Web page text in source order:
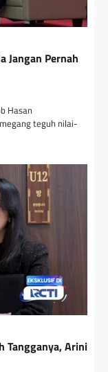
Jangan Pernah
Hasan
teguh nilai-
Tangganya, Arini